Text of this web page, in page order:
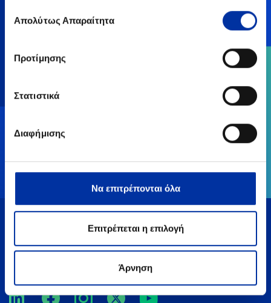
των υπηρεσιών τους.
συγκατάθεσης
Απολύτως Απαραίτητα
Προτίμησης
Στατιστικά
Διαφήμισης
Να επιτρέπονται όλα
Επιτρέπεται η επιλογή
Άρνηση
Επικοινωνία